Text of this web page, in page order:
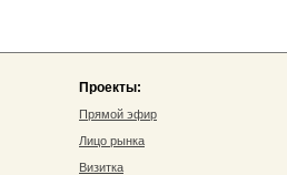
Проекты:
Прямой эфир
Лицо рынка
Визитка